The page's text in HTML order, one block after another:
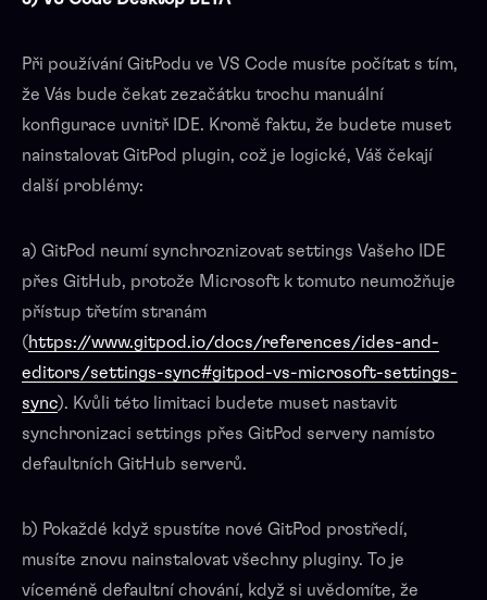
Při používání GitPodu ve VS Code musíte počítat s tím,
že Vás bude čekat zezačátku trochu manuální
konfigurace uvnitř IDE. Kromě faktu, že budete muset
nainstalovat GitPod plugin, což je logické, Váš čekají
další problémy:
a) GitPod neumí synchroznizovat settings Vašeho IDE
přes GitHub, protože Microsoft k tomuto neumožňuje
přístup třetím stranám
(https://www.gitpod.io/docs/references/ides-and-
editors/settings-sync#gitpod-vs-microsoft-settings-
sync). Kvůli této limitaci budete muset nastavit
synchronizaci settings přes GitPod servery namísto
defaultních GitHub serverů.
b) Pokaždé když spustíte nové GitPod prostředí,
musíte znovu nainstalovat všechny pluginy. To je
víceméně defaultní chování, když si uvědomíte, že